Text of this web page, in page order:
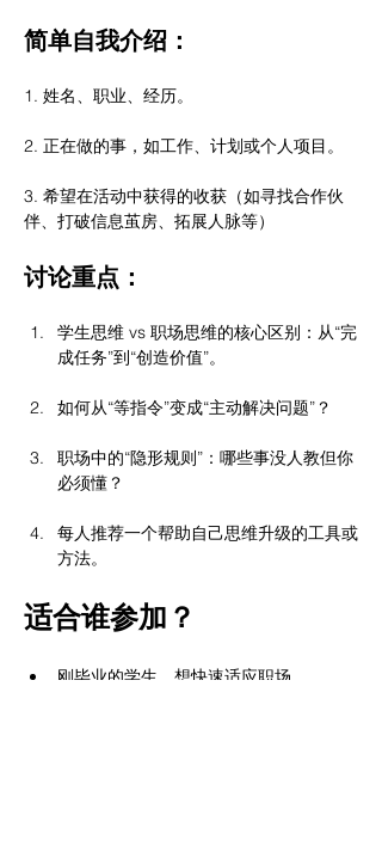
简单自我介绍：
1. 姓名、职业、经历。
2. 正在做的事，如工作、计划或个人项目。
3. 希望在活动中获得的收获（如寻找合作伙
伴、打破信息茧房、拓展人脉等）
讨论重点：
学生思维 vs 职场思维的核心区别：从“完
成任务”到“创造价值”。
如何从“等指令”变成“主动解决问题”？
职场中的“隐形规则”：哪些事没人教但你
必须懂？
每人推荐一个帮助自己思维升级的工具或
方法。
适合谁参加？
刚毕业的学生，想快速适应职场